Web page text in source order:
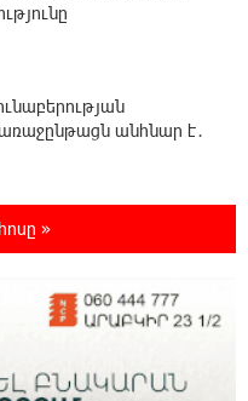
անհնար է․
ապօրինի է եղել.
»